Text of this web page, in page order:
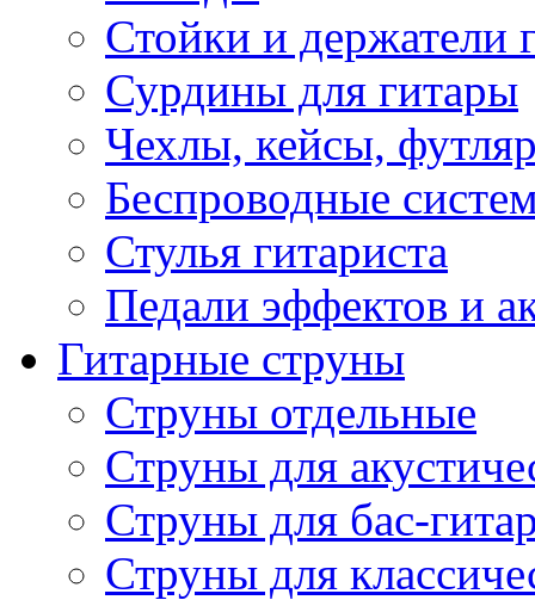
Стойки и держатели
Сурдины для гитары
Чехлы, кейсы,
Беспроводные
Стулья гитариста
Педали эффектов и
Гитарные струны
Струны отдельные
Струны для
Струны для бас-
Струны для